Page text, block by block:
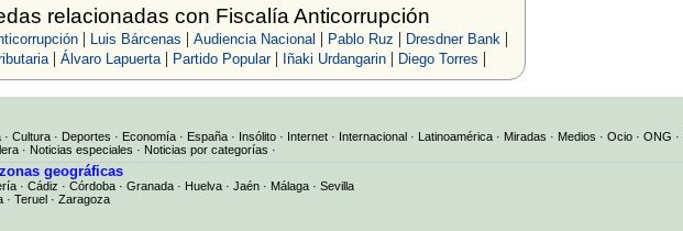
relacionadas con Fiscalía Anticorrupción
| Luis Bárcenas | Audiencia Nacional | Pablo Ruz | Dresdner Bank |
| Álvaro Lapuerta| Partido Popular| Iñaki Urdangarin| Diego Torres |
· Cultura · Deportes · Economía · España · Insólito · Internet · Internacional · Latinoamérica · Miradas · Medios · Ocio · ONG ·
· Noticias especiales · Noticias por categorías ·
geográficas
· Cádiz · Córdoba · Granada · Huelva · Jaén · Málaga · Sevilla
· Teruel · Zaragoza